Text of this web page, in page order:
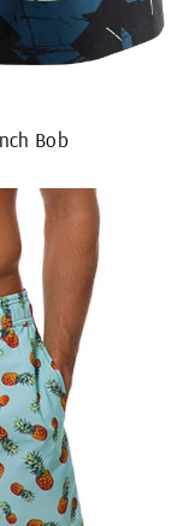
Bob